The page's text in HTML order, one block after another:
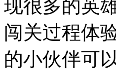
现很多的英
闯关过程体
的小伙伴可